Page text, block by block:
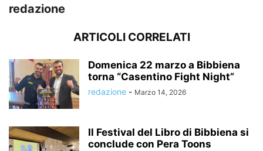
redazione
ARTICOLI CORRELATI
Domenica 22 marzo a Bibbiena
torna “Casentino Fight Night”
redazione - Marzo 14, 2026
Il Festival del Libro di Bibbiena si
conclude con Pera Toons